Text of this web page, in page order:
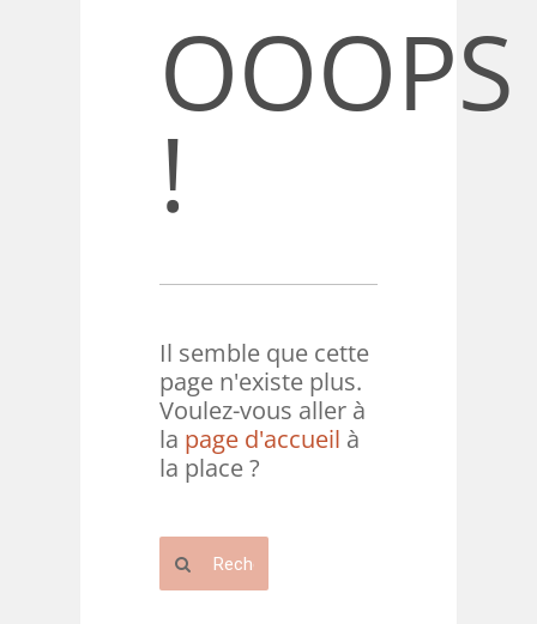
OOOPS
!
Il semble que cette
page n'existe plus.
Voulez-vous aller à
la page d'accueil à
la place ?